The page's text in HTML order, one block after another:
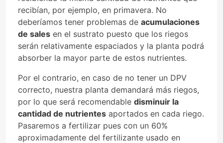
recibían, por ejemplo, en primavera. No
deberíamos tener problemas de acumulaciones
de sales en el sustrato puesto que los riegos
serán relativamente espaciados y la planta podrá
absorber la mayor parte de estos nutrientes.
Por el contrario, en caso de no tener un DPV
correcto, nuestra planta demandará más riegos,
por lo que será recomendable disminuir la
cantidad de nutrientes aportados en cada riego.
Pasaremos a fertilizar pues con un 60%
aproximadamente del fertilizante usado en